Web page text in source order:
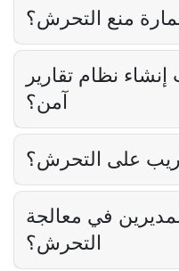
Lila منع التحرش؟
نظام تقارير
آمن؟
على التحرش؟
في معالجة
التحرش؟